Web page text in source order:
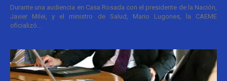
Durante una audiencia en Casa Rosada con el presidente de la Nación,
Javier Milei, y el ministro de Salud, Mario Lugones, la CAEME
oficializó...